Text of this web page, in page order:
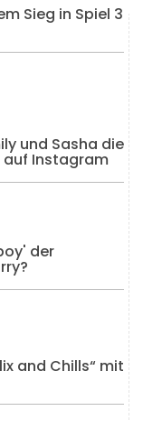
Sieg in Spiel 3
und Sasha die
auf Instagram
der
and Chills“ mit